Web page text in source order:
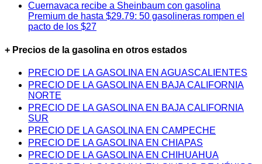
Cuernavaca recibe a Sheinbaum con gasolina
Premium de hasta $29.79: 50 gasolineras rompen el
pacto de los $27
+ Precios de la gasolina en otros estados
PRECIO DE LA GASOLINA EN AGUASCALIENTES
PRECIO DE LA GASOLINA EN BAJA CALIFORNIA
NORTE
PRECIO DE LA GASOLINA EN BAJA CALIFORNIA
SUR
PRECIO DE LA GASOLINA EN CAMPECHE
PRECIO DE LA GASOLINA EN CHIAPAS
PRECIO DE LA GASOLINA EN CHIHUAHUA